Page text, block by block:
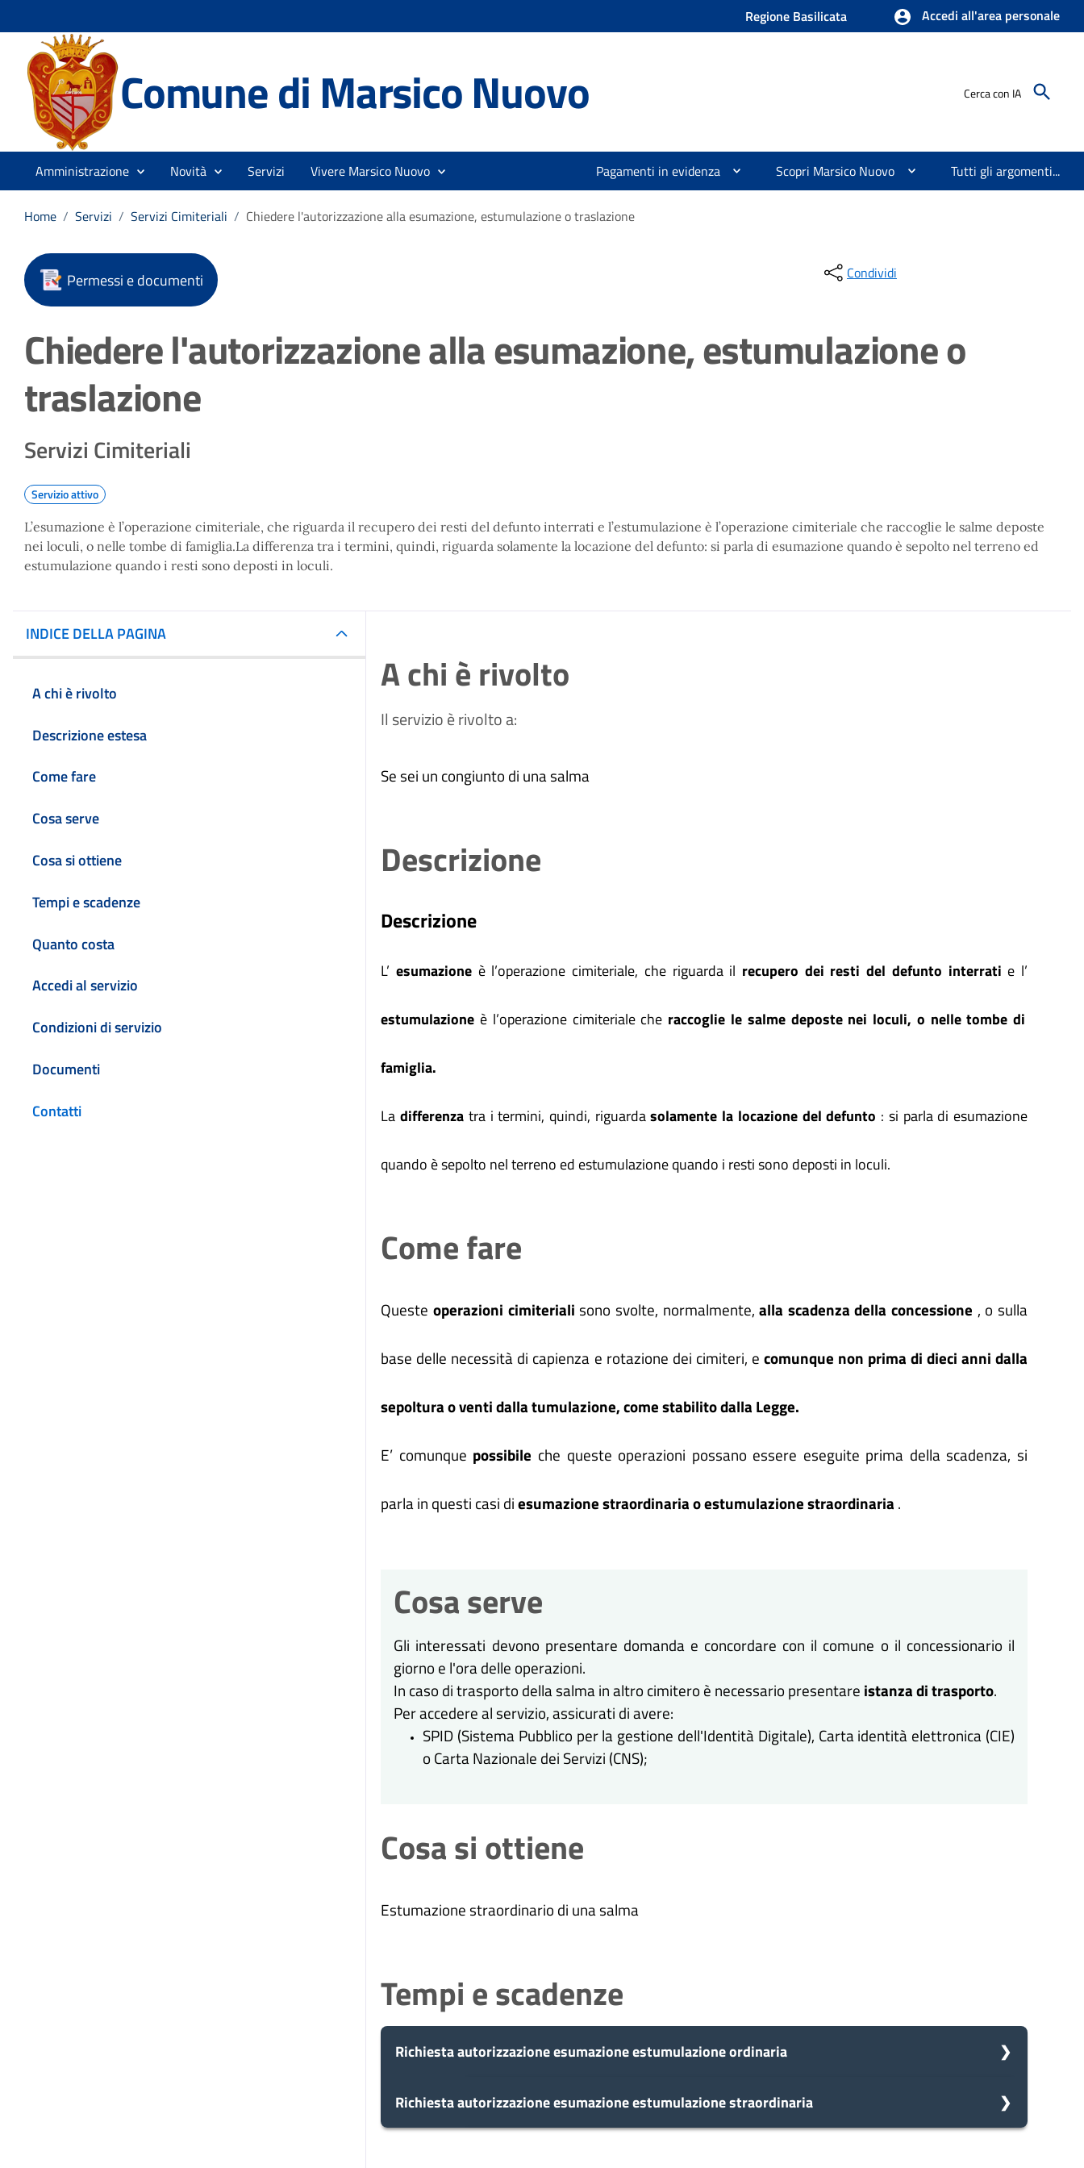
Regione Basilicata Accedi all'area personale
Comune di Marsico Nuovo Cerca con IA
Amministrazione Novità Servizi Vivere Marsico Nuovo Pagamenti in evidenza Scopri Marsico Nuovo Tutti gli argomenti...
Home / Servizi / Servizi Cimiteriali / Chiedere l'autorizzazione alla esumazione, estumulazione o traslazione
Permessi e documenti Condividi
Chiedere l'autorizzazione alla esumazione, estumulazione o
traslazione
Servizi Cimiteriali
Servizio attivo
L’esumazione è l’operazione cimiteriale, che riguarda il recupero dei resti del defunto interrati e l’estumulazione è l’operazione cimiteriale che raccoglie le salme deposte
nei loculi, o nelle tombe di famiglia.La differenza tra i termini, quindi, riguarda solamente la locazione del defunto: si parla di esumazione quando è sepolto nel terreno ed
estumulazione quando i resti sono deposti in loculi.
INDICE DELLA PAGINA
A chi è rivolto
Descrizione estesa
Come fare
Cosa serve
Cosa si ottiene
Tempi e scadenze
Quanto costa
Accedi al servizio
Condizioni di servizio
Documenti
Contatti
A chi è rivolto
Il servizio è rivolto a:
Se sei un congiunto di una salma
Descrizione
Descrizione
L’ esumazione è l’operazione cimiteriale, che riguarda il recupero dei resti del defunto interrati e l’
estumulazione è l’operazione cimiteriale che raccoglie le salme deposte nei loculi, o nelle tombe di
famiglia.
La differenza tra i termini, quindi, riguardasolamente la locazione del defunto : si parla di esumazione
quando è sepolto nel terreno ed estumulazione quando i resti sono deposti in loculi.
Come fare
Queste operazioni cimiteriali sono svolte, normalmente,alla scadenza della concessione , o sulla
base delle necessità di capienza e rotazione dei cimiteri, e comunque non prima di dieci anni dalla
sepoltura o venti dalla tumulazione, come stabilito dalla Legge.
E’ comunque possibile che queste operazioni possano essere eseguite prima della scadenza, si
parla in questi casi diesumazione straordinaria o estumulazione straordinaria .
Cosa serve
Gli interessati devono presentare domanda e concordare con il comune o il concessionario il
giorno e l'ora delle operazioni.
In caso di trasporto della salma in altro cimitero è necessario presentare istanza di trasporto.
Per accedere al servizio, assicurati di avere:
SPID (Sistema Pubblico per la gestione dell'Identità Digitale), Carta identità elettronica (CIE)
o Carta Nazionale dei Servizi (CNS);
Cosa si ottiene
Estumazione straordinario di una salma
Tempi e scadenze
Richiesta autorizzazione esumazione estumulazione ordinaria
5
giorni
Presa in carico
Dopo aver presentato la tua richiesta, il comune avvia il procedimento e prenderà in carico la
Richiesta autorizzazione esumazione estumulazione straordinaria